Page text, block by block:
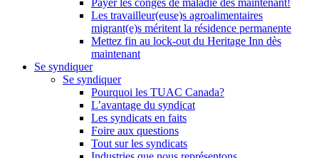
Payer les congés de maladie dès maintenant!
Les travailleur(euse)s agroalimentaires
migrant(e)s méritent la résidence permanente
Mettez fin au lock-out du Heritage Inn dès
maintenant
Se syndiquer
Se syndiquer
Pourquoi les TUAC Canada?
L’avantage du syndicat
Les syndicats en faits
Foire aux questions
Tout sur les syndicats